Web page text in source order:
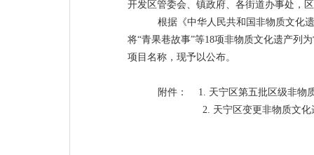
开发区管委会、镇政府、各街道办事处，
根据《中华人民共和国非物质文化
将“青果巷故事”等18项非物质文化遗产列为
项目名称， 现予以公布。
附件： 1. 天宁区第五批区级非物
2. 天宁区变更非物质文